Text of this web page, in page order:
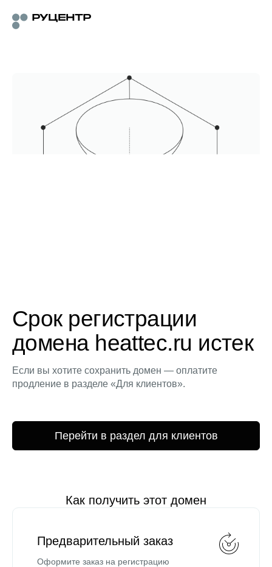
Срок регистрации
домена heattec.ru истек
Если вы хотите сохранить домен — оплатите
продление в разделе «Для клиентов».
Перейти в раздел для клиентов
Как получить этот домен
Предварительный заказ
Оформите заказ на регистрацию